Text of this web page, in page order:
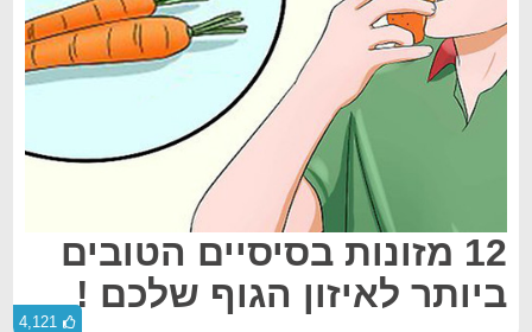
12 מזונות בסיסיים הטובים
ביותר לאיזון הגוף שלכם !
4,121